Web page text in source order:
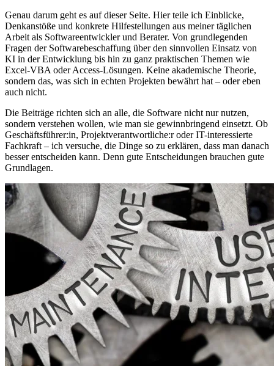
Genau darum geht es auf dieser Seite. Hier teile ich Einblicke,
Denkanstöße und konkrete Hilfestellungen aus meiner täglichen
Arbeit als Softwareentwickler und Berater. Von grundlegenden
Fragen der Softwarebeschaffung über den sinnvollen Einsatz von
KI in der Entwicklung bis hin zu ganz praktischen Themen wie
Excel-VBA oder Access-Lösungen. Keine akademische Theorie,
sondern das, was sich in echten Projekten bewährt hat – oder eben
auch nicht.
Die Beiträge richten sich an alle, die Software nicht nur nutzen,
sondern verstehen wollen, wie man sie gewinnbringend einsetzt. Ob
Geschäftsführer:in, Projektverantwortliche:r oder IT-interessierte
Fachkraft – ich versuche, die Dinge so zu erklären, dass man danach
besser entscheiden kann. Denn gute Entscheidungen brauchen gute
Grundlagen.